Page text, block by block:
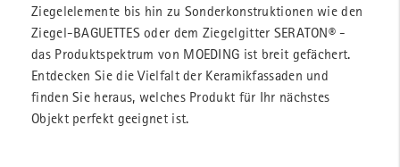
Ziegelelemente bis hin zu Sonderkonstruktionen wie den
Ziegel-BAGUETTES oder dem Ziegelgitter SERATON® -
das Produktspektrum von MOEDING ist breit gefächert.
Entdecken Sie die Vielfalt der Keramikfassaden und
finden Sie heraus, welches Produkt für Ihr nächstes
Objekt perfekt geeignet ist.